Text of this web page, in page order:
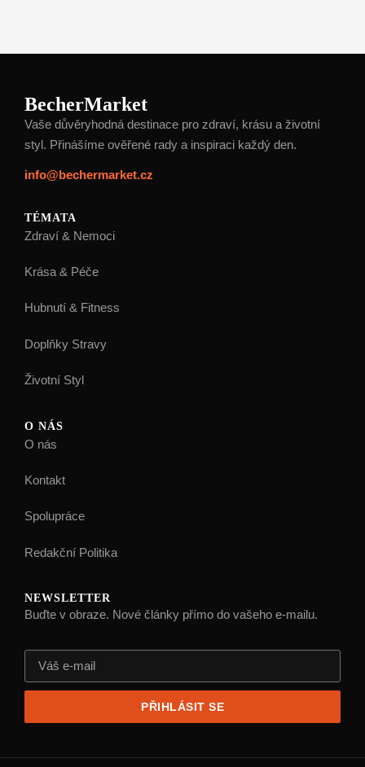
BecherMarket
Vaše důvěryhodná destinace pro zdraví, krásu a životní
styl. Přinášíme ověřené rady a inspiraci každý den.
info@bechermarket.cz
TÉMATA
Zdraví & Nemoci
Krása & Péče
Hubnutí & Fitness
Doplňky Stravy
Životní Styl
O NÁS
O nás
Kontakt
Spolupráce
Redakční Politika
NEWSLETTER
Buďte v obraze. Nové články přímo do vašeho e-mailu.
PŘIHLÁSIT SE